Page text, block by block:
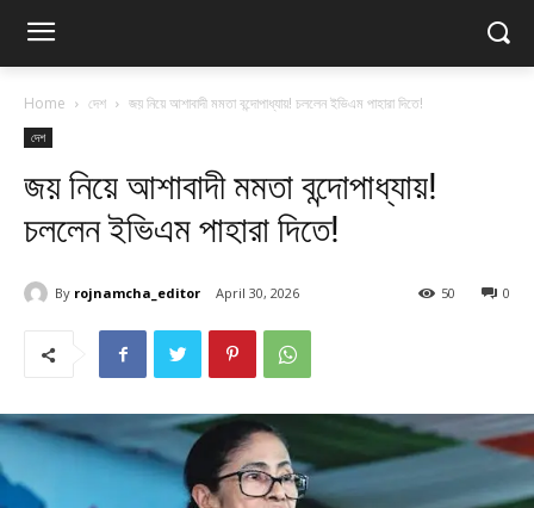
Home দেশ জয় নিয়ে আশাবাদী মমতা বন্দোপাধ্যায়! চললেন ইভিএম পাহারা দিতে!
দেশ
জয় নিয়ে আশাবাদী মমতা বন্দোপাধ্যায়!
চললেন ইভিএম পাহারা দিতে!
By rojnamcha_editor April 30, 2026 0
50